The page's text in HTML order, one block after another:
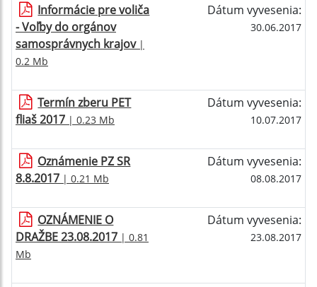
Informácie pre voliča
- Voľby do orgánov
samosprávnych krajov|
0.2 Mb
Dátum vyvesenia:
30.06.2017
Termín zberu PET
fliaš 2017 | 0.23 Mb
Dátum vyvesenia:
10.07.2017
Oznámenie PZ SR
8.8.2017 | 0.21 Mb
Dátum vyvesenia:
08.08.2017
OZNÁMENIE O
DRAŽBE 23.08.2017 | 0.81
Mb
Dátum vyvesenia:
23.08.2017